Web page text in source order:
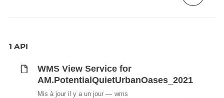
1 API
WMS View Service for
AM.PotentialQuietUrbanOases_2021
Mis à jour il y a un jour wms